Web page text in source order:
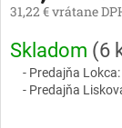
31,22 € vrátane
Jednotková
cena:
Skladom (6
Predajňa Lokca:
Predajňa